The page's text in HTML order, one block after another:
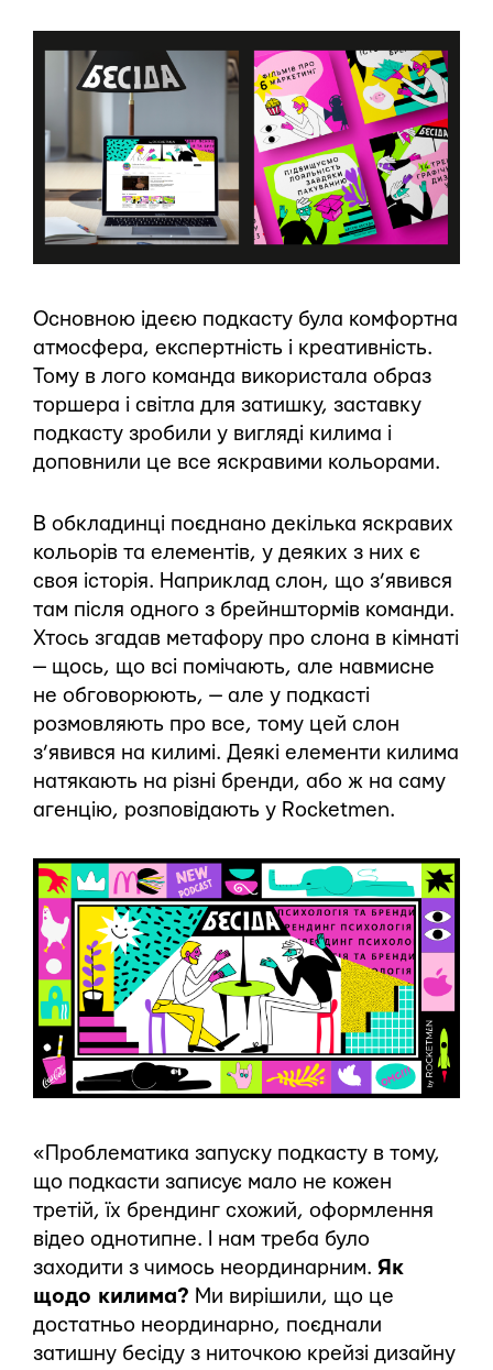
Основною ідеєю подкасту була комфортна
атмосфера, експертність і креативність.
Тому в лого команда використала образ
торшера і світла для затишку, заставку
подкасту зробили у вигляді килима і
доповнили це все яскравими кольорами.
В обкладинці поєднано декілька яскравих
кольорів та елементів, у деяких з них є
своя історія. Наприклад слон, що з’явився
там після одного з брейнштормів команди.
Хтось згадав метафору про слона в кімнаті
— щось, що всі помічають, але навмисне
не обговорюють, — але у подкасті
розмовляють про все, тому цей слон
з’явився на килимі. Деякі елементи килима
натякають на різні бренди, або ж на саму
агенцію, розповідають у Rocketmen.
«Проблематика запуску подкасту в тому,
що подкасти записує мало не кожен
третій, їх брендинг схожий, оформлення
відео однотипне. І нам треба було
заходити з чимось неординарним. Як
щодо килима? Ми вирішили, що це
достатньо неординарно, поєднали
затишну бесіду з ниточкою крейзі дизайну